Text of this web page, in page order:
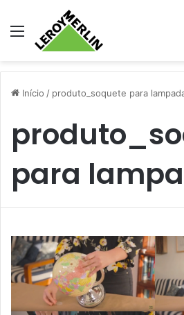
Menu
Início / produto_soquete para
para